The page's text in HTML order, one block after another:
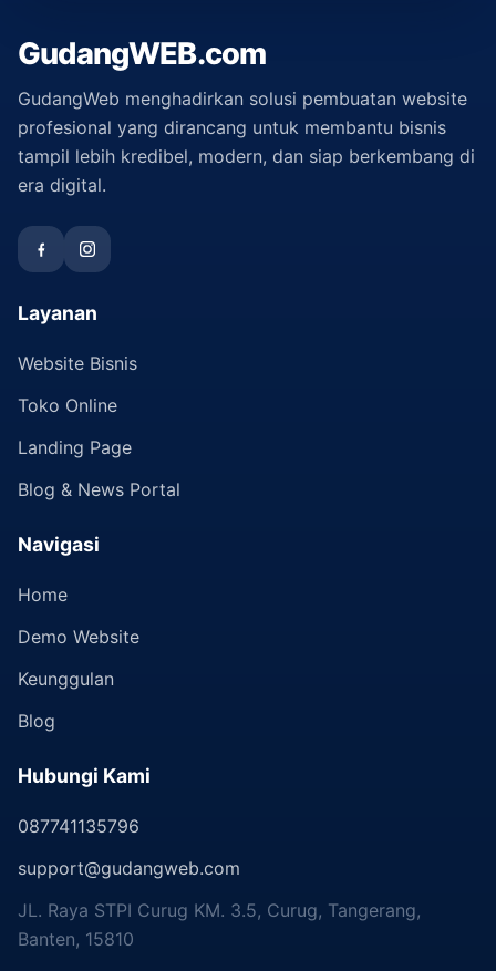
GudangWEB.com
GudangWeb menghadirkan solusi pembuatan website
profesional yang dirancang untuk membantu bisnis
tampil lebih kredibel, modern, dan siap berkembang di
era digital.
Layanan
Website Bisnis
Toko Online
Landing Page
Blog & News Portal
Navigasi
Home
Demo Website
Keunggulan
Blog
Hubungi Kami
087741135796
support@gudangweb.com
JL. Raya STPI Curug KM. 3.5, Curug, Tangerang,
Banten, 15810